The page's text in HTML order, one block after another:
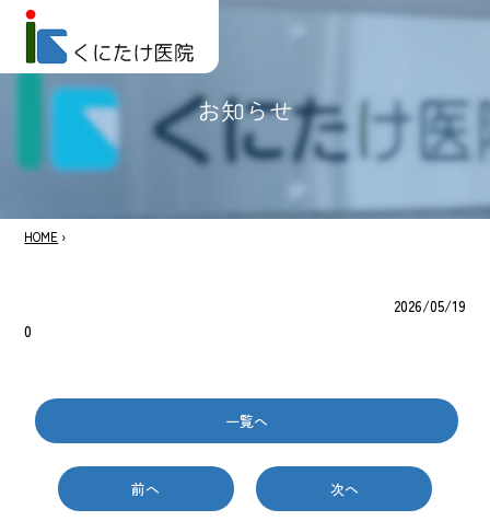
お知らせ
HOME ›
2026/05/19
0
前へ
一覧へ
次へ